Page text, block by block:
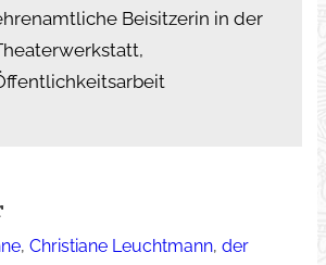
Beisitzerin in der
, Christiane Leuchtmann, der